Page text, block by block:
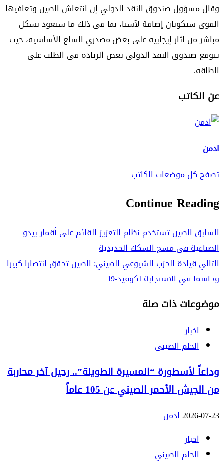
وقال مسؤول صندوق النقد الدولي إن انتعاش الصين وتعافيها
القوي سيكونان إضافة لآسيا، بما في ذلك ما سيعود بشكل
مباشر من اثار إيجابية على بعض مصدري السلع الأساسية، حيث
يتوقع صندوق النقد الدولي بعض الزيادة في الطلب على
الطاقة.
عن الكاتب
ادمن
تصفح كل موضعات الكاتب
Continue Reading
السابقالصين تستخدم نظام التعزيز القائم على أقمار بيدو
الصناعية في مسح السكك الحديدية
التاليقيادة الحزب الشيوعي الصيني: الصين تحقق انتصارا كبيرا
وحاسما في الاستجابة لكوفيد-19
موضوعات ذات صلة
اخبار
الحلم الصيني
وداعاً لأسطورة “المسيرة الطويلة”.. رحيل آخر محاربة
من الجيش الأحمر الصيني عن 105 عاماً
2026-07-23ادمن
اخبار
الحلم الصيني